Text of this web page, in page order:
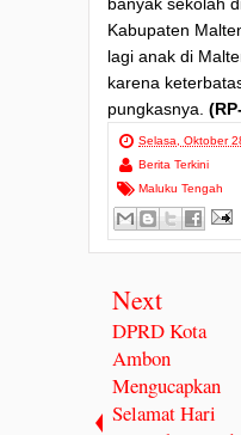
Kabupaten
lagi anak di
karena
pungkasnya.
Selasa, Oktober
Berita Terkini
Maluku Tengah
Next
DPRD Kota
Ambon
Mengucapkan
Selamat Hari